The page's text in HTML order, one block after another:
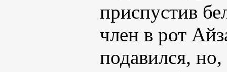
приспустив
член в рот
подавился,